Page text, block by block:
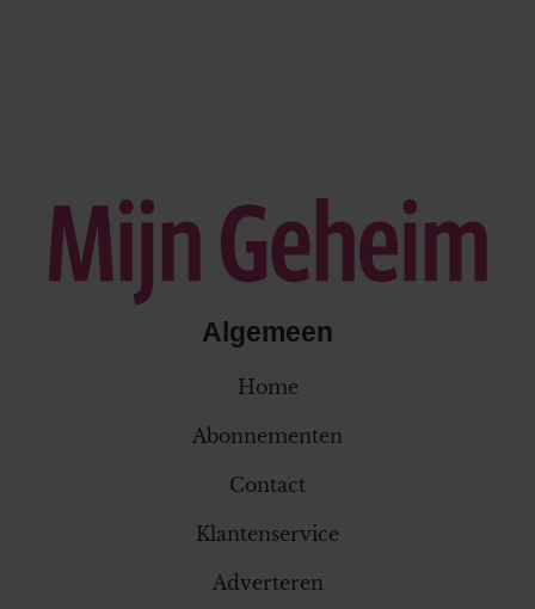
Algemeen
Home
Abonnementen
Contact
Klantenservice
Adverteren